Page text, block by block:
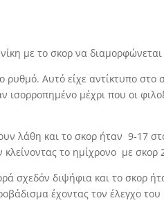
με το σκορ να διαμορφώνεται
Αυτό είχε αντίκτυπο στο
μέχρι που οι
λάθη και το σκορ ήταν 9-17
το ημίχρονο με σκορ
σχεδόν διψήφια και το σκορ
έχοντας τον έλεγχο